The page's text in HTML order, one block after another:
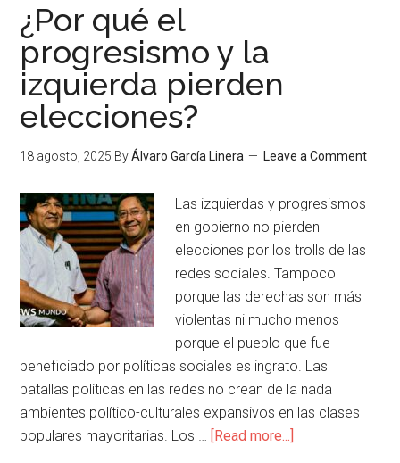
¿Por qué el
progresismo y la
izquierda pierden
elecciones?
18 agosto, 2025 ByÁlvaro García Linera Leave a Comment
Las izquierdas y progresismos
en gobierno no pierden
elecciones por los trolls de las
redes sociales. Tampoco
porque las derechas son más
violentas ni mucho menos
porque el pueblo que fue
beneficiado por políticas sociales es ingrato. Las
batallas políticas en las redes no crean de la nada
ambientes político-culturales expansivos en las clases
populares mayoritarias. Los … [Read more...]